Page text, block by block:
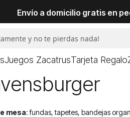
Envío a domicilio gratis en
Juegos ZacatrusTarjeta Regalo
mesa: fundas, tapetes, bandejas